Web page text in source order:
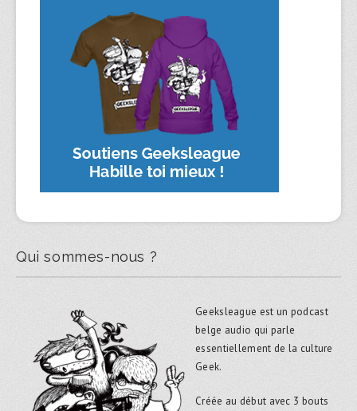
Qui sommes-nous ?
Geeksleague est un podcast
belge audio qui parle
essentiellement de la culture
Geek.
Créée au début avec 3 bouts